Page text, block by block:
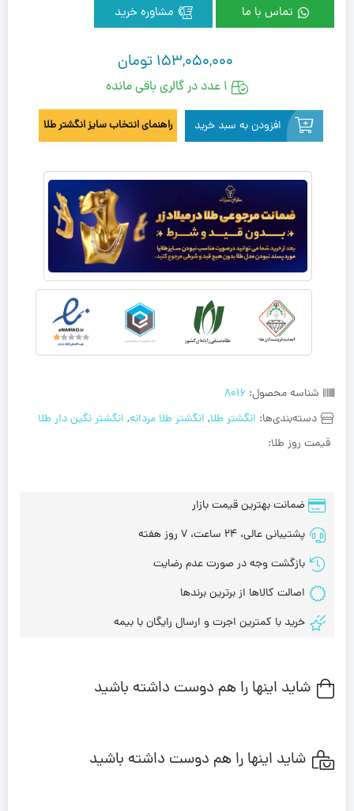
شناسه محصول: 8016
دسته‌بندی‌ها: انگشتر طلا, انگشتر طلا مردانه, انگشتر نگین دار طلا
قیمت روز طلا:
تماس با ما
ضمانت بهترین قیمت بازار
پشتیبانی عالی، 24 ساعت، 7 روز هفته
بازگشت وجه در صورت عدم رضایت
اصالت کالاها از برترین برندها
خرید با کمترین اجرت و ارسال رایگان با بیمه
153,050,000 تومان
1 عدد در گالری باقی مانده
افزودن به سبد خرید راهنمای انتخاب سایز انگشتر طلا
شاید اینها را هم دوست داشته باشید
شاید اینها را هم دوست داشته باشید